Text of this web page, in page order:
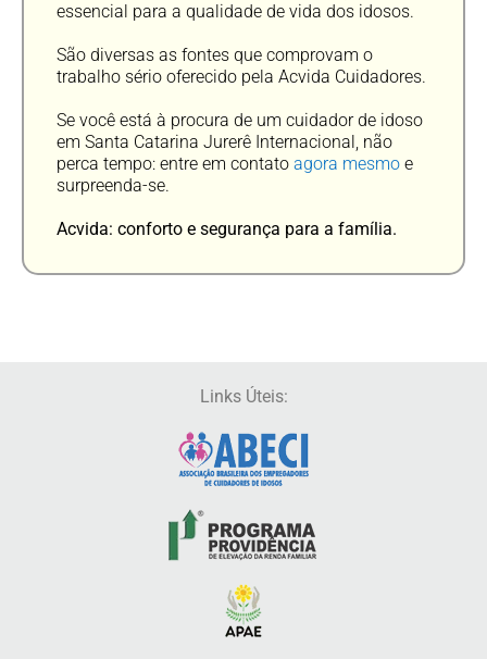
essencial para a qualidade de vida dos idosos.
São diversas as fontes que comprovam o
trabalho sério oferecido pela Acvida Cuidadores.
Se você está à procura de um cuidador de idoso
em Santa Catarina Jurerê Internacional, não
perca tempo: entre em contato agora mesmo e
surpreenda-se.
Acvida: conforto e segurança para a família.
Links Úteis: